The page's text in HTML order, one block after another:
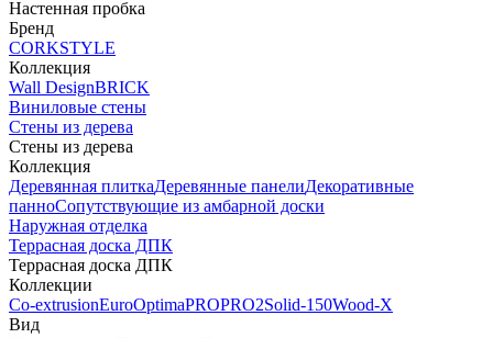
Настенная пробка
Бренд
CORKSTYLE
Коллекция
Wall DesignBRICK
Виниловые стены
Стены из дерева
Стены из дерева
Коллекция
Деревянная плиткаДеревянные панелиДекоративные
панноСопутствующие из амбарной доски
Наружная отделка
Террасная доска ДПК
Террасная доска ДПК
Коллекции
Co-extrusionEuroOptimaPROPRO2Solid-150Wood-X
Вид